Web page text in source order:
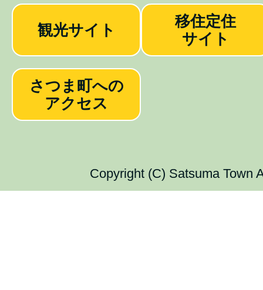
観光サイト
移住定住
サイト
さつま町への
アクセス
Copyright (C) Satsuma Town